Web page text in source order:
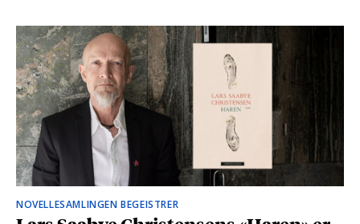
NOVELLESAMLINGEN BEGEISTRER